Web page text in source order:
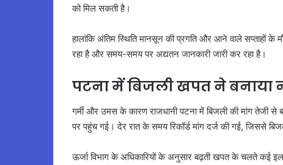
को मिल सकती है।
हालांकि अंतिम स्थिति मानसून की प्रगति और आने वाले सप्ताहों के
रहा है और समय-समय पर अद्यतन जानकारी जारी कर रहा है।
पटना में बिजली खपत ने बनाया
गर्मी और उमस के कारण राजधानी पटना में बिजली की मांग
पर पहुंच गई। देर रात के समय रिकॉर्ड मांग दर्ज की गई, जिससे
ऊर्जा विभाग के अधिकारियों के अनुसार बढ़ती खपत के चलते कई